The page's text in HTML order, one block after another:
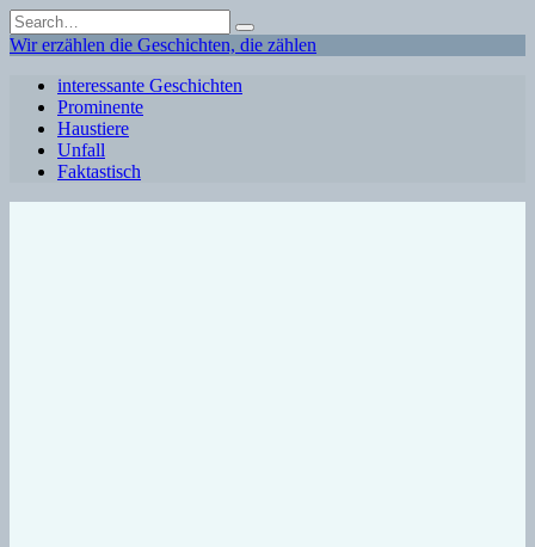
Skip
to
content
Search
for:
Wir erzählen die Geschichten, die zählen
interessante Geschichten
Prominente
Haustiere
Unfall
Faktastisch